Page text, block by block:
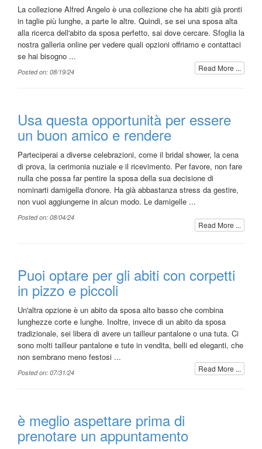
La collezione Alfred Angelo è una collezione che ha abiti già pronti
in taglie più lunghe, a parte le altre. Quindi, se sei una sposa alta
alla ricerca dell'abito da sposa perfetto, sai dove cercare. Sfoglia la
nostra galleria online per vedere quali opzioni offriamo e contattaci
se hai bisogno ...
Read More ...
Posted on: 08/19/24
Usa questa opportunità per essere
un buon amico e rendere
Parteciperai a diverse celebrazioni, come il bridal shower, la cena
di prova, la cerimonia nuziale e il ricevimento. Per favore, non fare
nulla che possa far pentire la sposa della sua decisione di
nominarti damigella d'onore. Ha già abbastanza stress da gestire,
non vuoi aggiungerne in alcun modo. Le damigelle ...
Read More ...
Posted on: 08/04/24
Puoi optare per gli abiti con corpetti
in pizzo e piccoli
Un'altra opzione è un abito da sposa alto basso che combina
lunghezze corte e lunghe. Inoltre, invece di un abito da sposa
tradizionale, sei libera di avere un tailleur pantalone o una tuta. Ci
sono molti tailleur pantalone e tute in vendita, belli ed eleganti, che
non sembrano meno festosi ...
Read More ...
Posted on: 07/31/24
è meglio aspettare prima di
prenotare un appuntamento